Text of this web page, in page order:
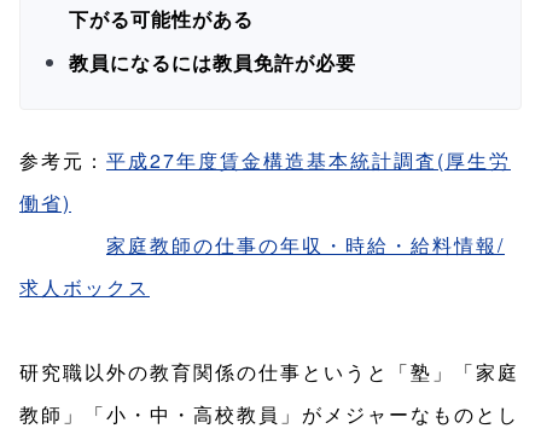
下がる可能性がある
教員になるには教員免許が必要
参考元： 平成27年度賃金構造基本統計調査(厚生労
働省)
家庭教師の仕事の年収・時給・給料情報/
求人ボックス
研究職以外の教育関係の仕事というと「塾」「家庭
教師」「小・中・高校教員」がメジャーなものとし